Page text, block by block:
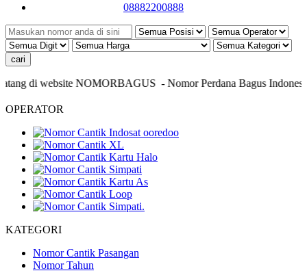
08882200888
di website NOMORBAGUS - Nomor Perdana BagusIndonesia-
OPERATOR
KATEGORI
Nomor Cantik Pasangan
Nomor Tahun